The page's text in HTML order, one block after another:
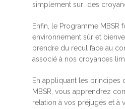
simplement sur des
Enfin, le Programme MBSR
environnement sûr et
prendre du recul face au
associé à nos croyances
En appliquant les principes
MBSR, vous apprendrez
relation à vos préjugés et à